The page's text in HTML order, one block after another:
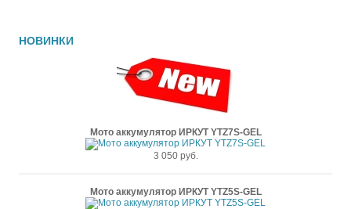
НОВИНКИ
Мото аккумулятор ИРКУТ YTZ7S-GEL
3 050 руб.
Мото аккумулятор ИРКУТ YTZ5S-GEL